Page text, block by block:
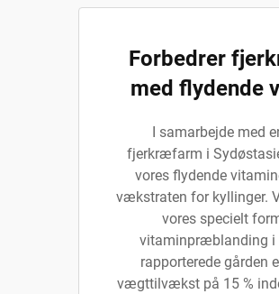
Forbedrer
med flydende
I samarbejde med
fjerkræfarm i
vores flydende
vækstraten for kyllinger.
vores specielt
vitaminpræblanding i
rapporterede gården
vægttilvækst på 15 %